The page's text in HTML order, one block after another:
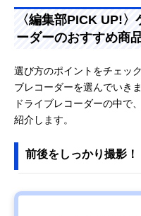
〈編集部PICK UP!
ーダーのおすすめ商
選び方のポイントをチェッ
ブレコーダーを選んでいき
ドライブレコーダーの中で
紹介します。
前後をしっかり撮影！